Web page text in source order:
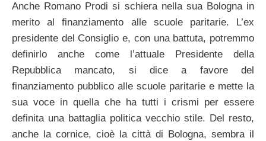
Anche Romano Prodi si schiera nella sua Bologna in
merito al finanziamento alle scuole paritarie. L’ex
presidente del Consiglio e, con una battuta, potremmo
definirlo anche come l’attuale Presidente della
Repubblica mancato, si dice a favore del
finanziamento pubblico alle scuole paritarie e mette la
sua voce in quella che ha tutti i crismi per essere
definita una battaglia politica vecchio stile. Del resto,
anche la cornice, cioè la città di Bologna, sembra il